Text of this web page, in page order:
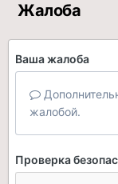
Жалоба
Ваша жалоба
жалобой.
Проверка